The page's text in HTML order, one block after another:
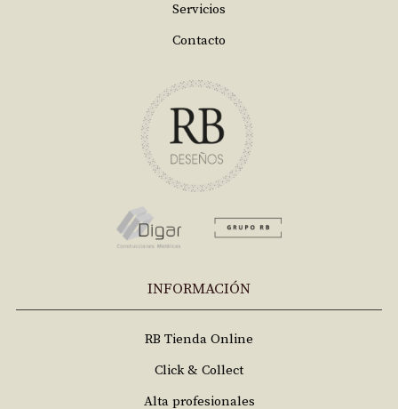
Servicios
Contacto
INFORMACIÓN
RB Tienda Online
Click & Collect
Alta profesionales